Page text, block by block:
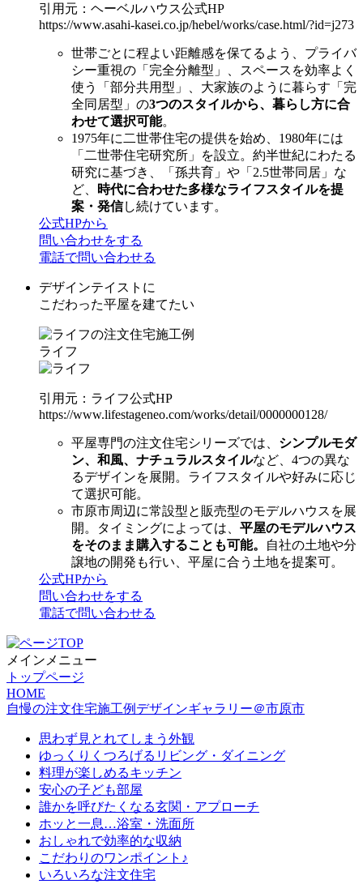
引用元：ヘーベルハウス公式HP
https://www.asahi-kasei.co.jp/hebel/works/case.html/?id=j273
世帯ごとに程よい距離感を保てるよう、プライバ
シー重視の「完全分離型」、スペースを効率よく
使う「部分共用型」、大家族のように暮らす「完
全同居型」の3つのスタイルから、暮らし方に合
わせて選択可能。
1975年に二世帯住宅の提供を始め、1980年には
「二世帯住宅研究所」を設立。約半世紀にわたる
研究に基づき、「孫共育」や「2.5世帯同居」な
ど、 時代に合わせた多様なライフスタイルを提
案・発信し続けています。
公式HPから
問い合わせをする
電話で問い合わせる
デザインテイストに
こだわった平屋を建てたい
ライフ
引用元：ライフ公式HP
https://www.lifestageneo.com/works/detail/0000000128/
平屋専門の注文住宅シリーズでは、 シンプルモダ
ン、和風、ナチュラルスタイルなど、4つの異な
るデザインを展開。ライフスタイルや好みに応じ
て選択可能。
市原市周辺に常設型と販売型のモデルハウスを展
開。タイミングによっては、 平屋のモデルハウス
をそのまま購入することも可能。
自社の土地や分
譲地の開発も行い、平屋に合う土地を提案可。
公式HPから
問い合わせをする
電話で問い合わせる
メインメニュー
トップページ
HOME
自慢の注文住宅施工例デザインギャラリー＠市原市
思わず見とれてしまう外観
ゆっくりくつろげるリビング・ダイニング
料理が楽しめるキッチン
安心の子ども部屋
誰かを呼びたくなる玄関・アプローチ
ホッと一息…浴室・洗面所
おしゃれで効率的な収納
こだわりのワンポイント♪
いろいろな注文住宅